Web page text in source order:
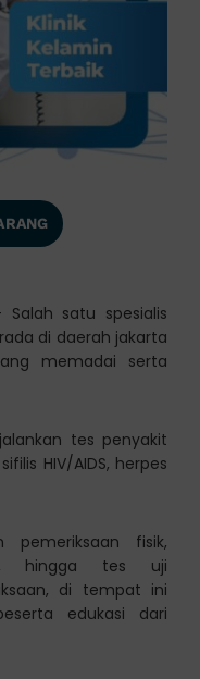
Salah satu spesialis
di daerah jakarta
memadai serta
tes penyakit
HIV/AIDS, herpes
fisik,
hingga tes uji
di tempat ini
edukasi dari